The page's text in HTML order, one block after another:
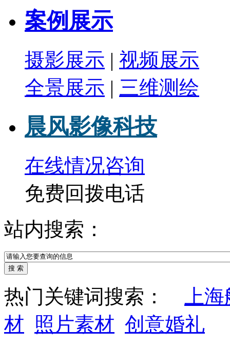
案例展示
摄影展示 | 视频展示
全景展示 | 三维测绘
晨风影像科技
在线情况咨询
免费回拨电话
站内搜索：
热门关键词搜索：
上
材 照片素材 创意婚礼